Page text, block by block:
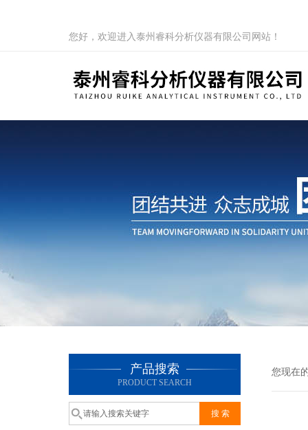
您好，欢迎进入泰州睿科分析仪器有限公司网站！
产品搜索
PRODUCT SEARCH
您现在